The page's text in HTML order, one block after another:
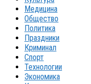
Медицина
Общество
Политика
Праздники
Криминал
Спорт
Технологии
Экономика